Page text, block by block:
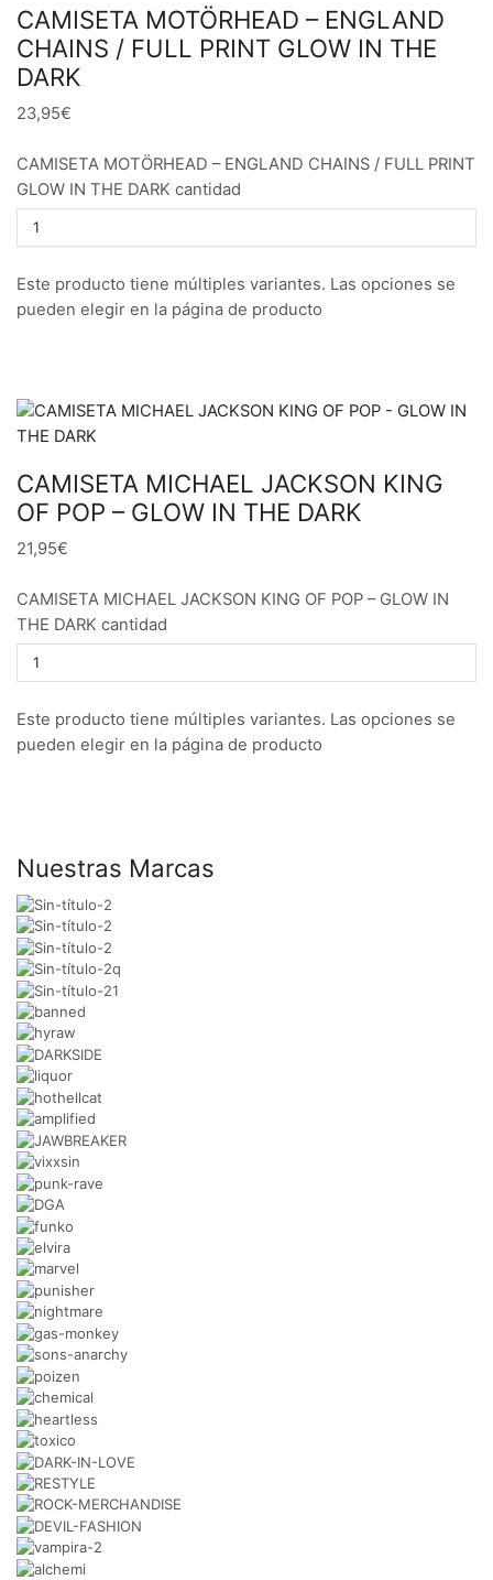
CAMISETA MOTÖRHEAD – ENGLAND
CHAINS / FULL PRINT GLOW IN THE
DARK
23,95€
CAMISETA MOTÖRHEAD – ENGLAND CHAINS / FULL PRINT
GLOW IN THE DARK cantidad
Este producto tiene múltiples variantes. Las opciones se
pueden elegir en la página de producto
CAMISETA MICHAEL JACKSON KING
OF POP – GLOW IN THE DARK
21,95€
CAMISETA MICHAEL JACKSON KING OF POP – GLOW IN
THE DARK cantidad
Este producto tiene múltiples variantes. Las opciones se
pueden elegir en la página de producto
Nuestras Marcas